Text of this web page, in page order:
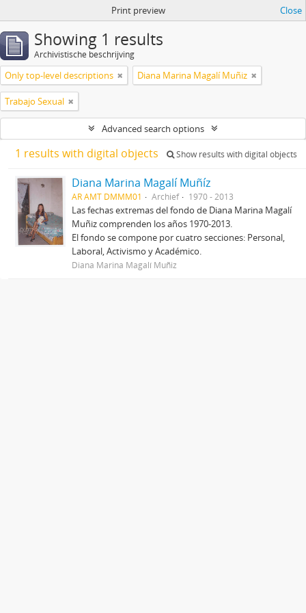
Print preview Close
Showing 1 results
Archivistische beschrijving
Only top-level descriptions Diana Marina Magalí Muñiz
Trabajo Sexual
Advanced search options
1 results with digital objects Show results with digital objects
Diana Marina Magalí Muñíz
AR AMT DMMM01 Archief 1970 - 2013
Las fechas extremas del fondo de Diana Marina Magalí
Muñiz comprenden los años 1970-2013.
El fondo se compone por cuatro secciones: Personal,
Laboral, Activismo y Académico.
Diana Marina Magalí Muñiz